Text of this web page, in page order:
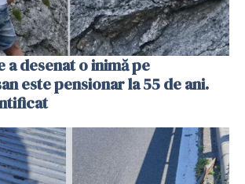
desenat o inimă pe
este pensionar la 55 de ani.